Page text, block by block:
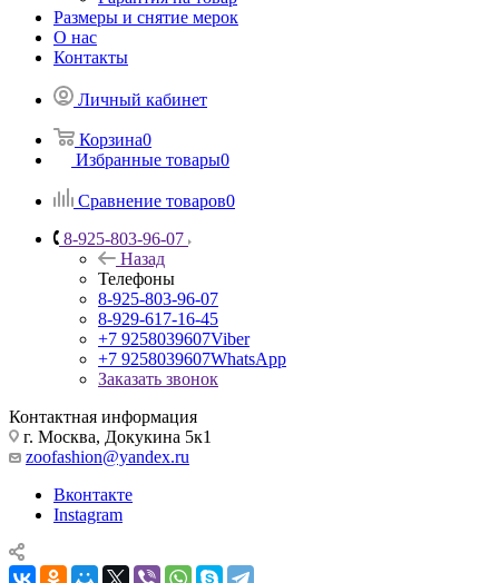
Размеры и снятие мерок
О нас
Контакты
Личный кабинет
Корзина0
Избранные товары0
Сравнение товаров0
8-925-803-96-07
Назад
Телефоны
8-925-803-96-07
8-929-617-16-45
+7 9258039607Viber
+7 9258039607WhatsApp
Заказать звонок
Контактная информация
г. Москва, Докукина 5к1
zoofashion@yandex.ru
Вконтакте
Instagram